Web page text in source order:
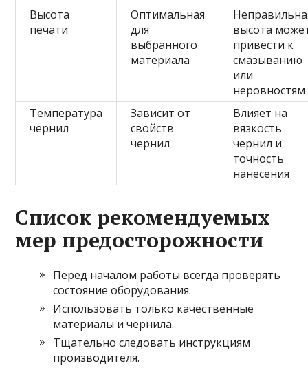
Высота
печати
Оптимальная
для
выбранного
материала
высота
привести к
смазыванию
или
неровностям
Температура
чернил
Зависит от
свойств
чернил
Влияет на
вязкость
чернил и
точность
нанесения
Список рекомендуемых
мер предосторожности
Перед началом работы всегда проверять
состояние оборудования.
Использовать только качественные
материалы и чернила.
Тщательно следовать инструкциям
производителя.